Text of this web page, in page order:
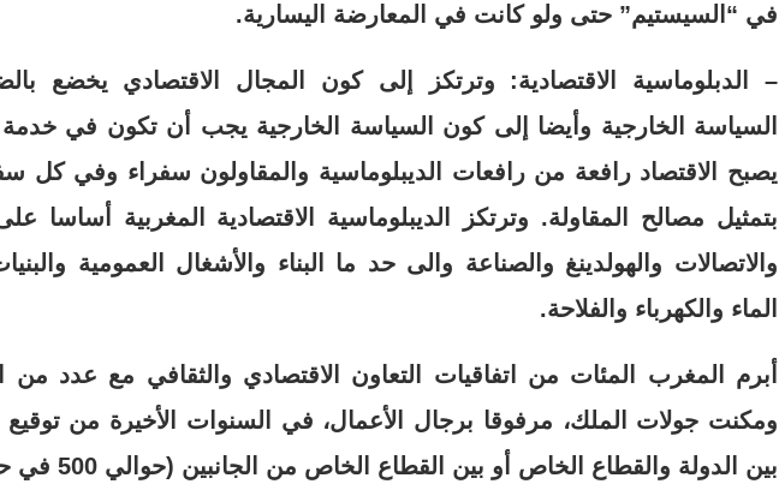
في “السيستيم” حتى ولو كانت في المعارضة اليسارية.
– الدبلوماسية الاقتصادية: وترتكز إلى كون المجال الاقتصادي يخضع
السياسة الخارجية وأيضا إلى كون السياسة الخارجية يجب أن تكون في خدمة
يصبح الاقتصاد رافعة من رافعات الديبلوماسية والمقاولون سفراء وفي كل
بتمثيل مصالح المقاولة. وترتكز الديبلوماسية الاقتصادية المغربية أساسا
والاتصالات والهولدينغ والصناعة والى حد ما البناء والأشغال العمومية
الماء والكهرباء والفلاحة.
أبرم المغرب المئات من اتفاقيات التعاون الاقتصادي والثقافي مع عدد من
ومكنت جولات الملك، مرفوقا برجال الأعمال، في السنوات الأخيرة من توقيع
بين الدولة والقطاع الخاص أو بين القطاع الخاص من الجانبين (حوالي 500 في حدود 2017).